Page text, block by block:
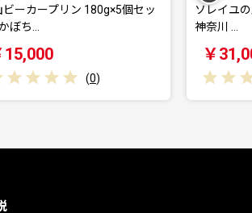
プリン 180g×5個セッ
(0)
ソレイユの丘 回数
神奈川 …
￥31,000